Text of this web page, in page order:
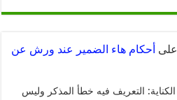
أحكام هاء الضمير عند ورش عن
التعريف فيه خطأ المذكر وليس